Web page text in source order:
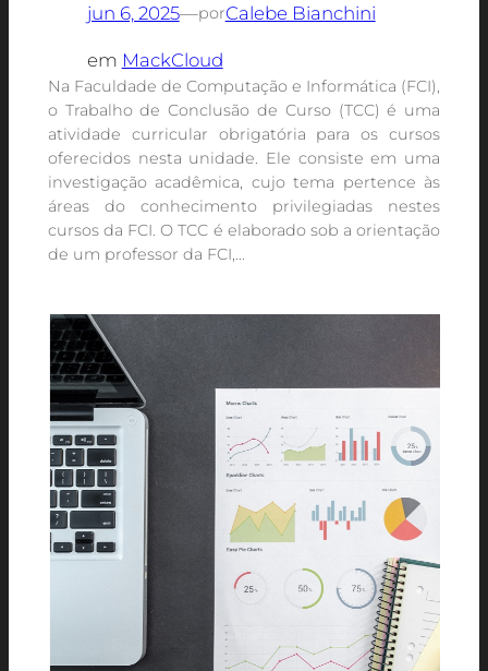
jun 6, 2025—porCalebe Bianchini
em MackCloud
Na Faculdade de Computação e Informática (FCI),
o Trabalho de Conclusão de Curso (TCC) é uma
atividade curricular obrigatória para os cursos
oferecidos nesta unidade. Ele consiste em uma
investigação acadêmica, cujo tema pertence às
áreas do conhecimento privilegiadas nestes
cursos da FCI. O TCC é elaborado sob a orientação
de um professor da FCI,…